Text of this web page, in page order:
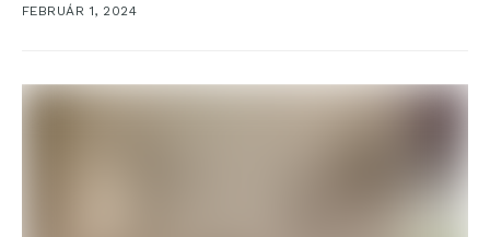
FEBRUÁR 1, 2024